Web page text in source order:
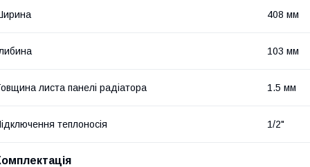
408 мм
103 мм
листа панелі радіатора 1.5 мм
теплоносія 1/2"